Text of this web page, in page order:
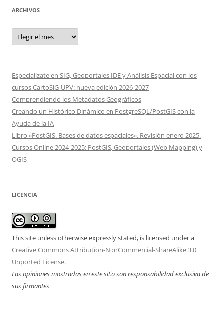
ARCHIVOS
Archivos
Especialízate en SIG, Geoportales-IDE y Análisis Espacial con los
cursos CartoSiG-UPV: nueva edición 2026-2027
Comprendiendo los Metadatos Geográficos
Creando un Histórico Dinámico en PostgreSQL/PostGIS con la
Ayuda de la IA
Libro «PostGIS. Bases de datos espaciales». Revisión enero 2025.
Cursos Online 2024-2025: PostGIS, Geoportales (Web Mapping) y
QGIS
LICENCIA
This site unless otherwise expressly stated, is licensed under a
Creative Commons Attribution-NonCommercial-ShareAlike 3.0
Unported License.
Las opiniones mostradas en este sitio son responsabilidad exclusiva de
sus firmantes